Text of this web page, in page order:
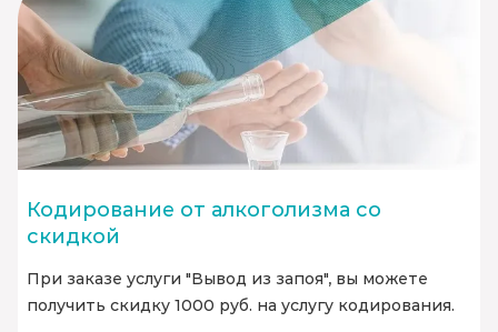
Кодирование от алкоголизма со
скидкой
При заказе услуги "Вывод из запоя", вы можете
получить скидку 1000 руб. на услугу кодирования.